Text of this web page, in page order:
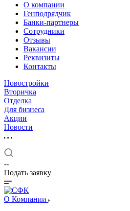
О компании
Генподрядчик
Банки-партнеры
Сотрудники
Отзывы
Вакансии
Реквизиты
Контакты
Новостройки
Вторичка
Отделка
Для бизнеса
Акции
Новости
--
Подать заявку
О Компании